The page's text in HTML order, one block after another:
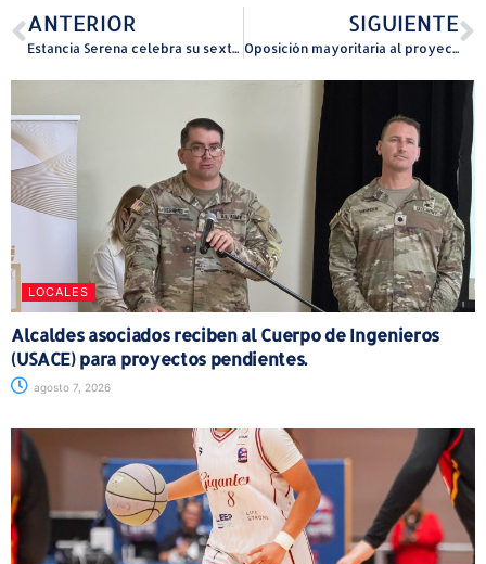
ANTERIOR
Estancia Serena celebra su sexto aniversario: un paso firme hacia nuevas vidas
SIGUIENTE
Oposición mayoritaria al proyecto de enmiendas al Código Electoral
LOCALES
Alcaldes asociados reciben al Cuerpo de Ingenieros
(USACE) para proyectos pendientes.
agosto 7, 2026